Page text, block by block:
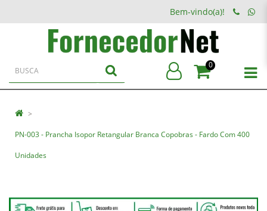
Bem-vindo(a)!
0
PN-003 - Prancha Isopor Retangular Branca Copobras - Fardo Com 400
Unidades